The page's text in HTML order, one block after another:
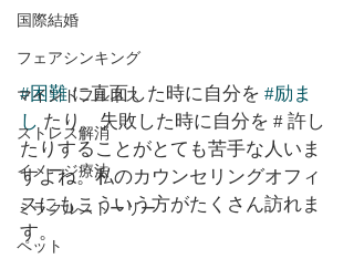
国際結婚
フェアシンキング
マインドフルネス
ストレス解消
イメージ療法
ミラクルストーリー
ペット
#困難 に直面した時に自分を #励ま
し たり、失敗した時に自分を # 許し
たりすることがとても苦手な人いま
すよね。私のカウンセリングオフィ
スにもこういう方がたくさん訪れま
す。